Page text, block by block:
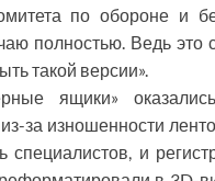
по обороне и
полностью. Ведь
такой версии».
ящики»
за изношенности
специалистов, и